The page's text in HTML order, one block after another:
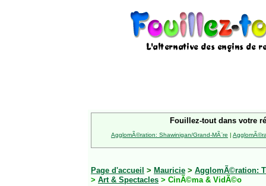
Fouillez-tout dans votre
AgglomÃ©ration: Shawinigan/Grand-MÃ¨re |
Page d'accueil > Mauricie > AgglomÃ©ration:
> Art & Spectacles > CinÃ©ma & VidÃ©o